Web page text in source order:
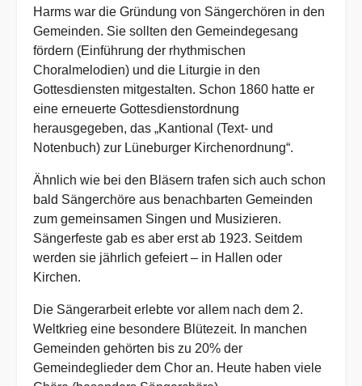
Harms war die Gründung von Sängerchören in den
Gemeinden. Sie sollten den Gemeindegesang
fördern (Einführung der rhythmischen
Choralmelodien) und die Liturgie in den
Gottesdiensten mitgestalten. Schon 1860 hatte er
eine erneuerte Gottesdienstordnung
herausgegeben, das „Kantional (Text- und
Notenbuch) zur Lüneburger Kirchenordnung“.
Ähnlich wie bei den Bläsern trafen sich auch schon
bald Sängerchöre aus benachbarten Gemeinden
zum gemeinsamen Singen und Musizieren.
Sängerfeste gab es aber erst ab 1923. Seitdem
werden sie jährlich gefeiert – in Hallen oder
Kirchen.
Die Sängerarbeit erlebte vor allem nach dem 2.
Weltkrieg eine besondere Blütezeit. In manchen
Gemeinden gehörten bis zu 20% der
Gemeindeglieder dem Chor an. Heute haben viele